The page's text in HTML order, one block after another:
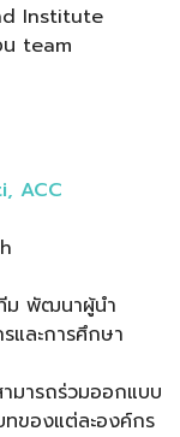
Institute
น team
ACC
ม พัฒนาผู้นำ
และการศึกษา
มารถร่วมออกแบบ
ของแต่ละองค์กร